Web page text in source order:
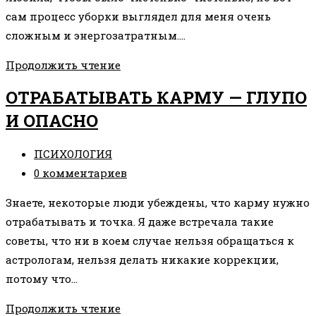
сам процесс уборки выглядел для меня очень
сложным и энергозатратным.…
Продолжить чтение«В
что
наша
огромная
сила»
ОТРАБАТЫВАТЬ КАРМУ — ГЛУПО
И ОПАСНО
Рубрика
записи:
ПСИХОЛОГИЯ
Комментарии
записи:
0 комментариев
Знаете, некоторые люди убеждены, что карму нужно
отрабатывать и точка. Я даже встречала такие
советы, что ни в коем случае нельзя обращаться к
астрологам, нельзя делать никакие коррекции,
потому что…
Продолжить чтениеОТРАБАТЫВАТЬ